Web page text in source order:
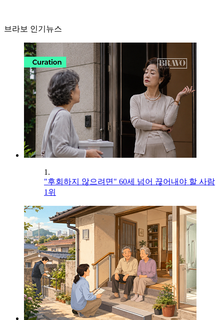
브라보 인기뉴스
1.
"후회하지 않으려면" 60세 넘어 끊어내야 할 사람
1위